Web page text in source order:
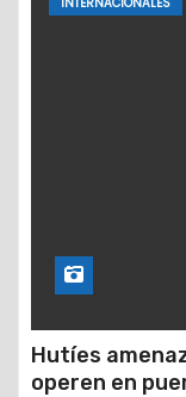
Hutíes
operen en